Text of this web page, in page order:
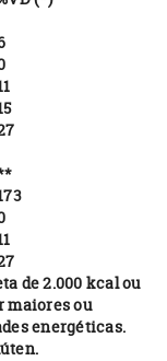
de 2.000 kcal ou
maiores ou
energéticas.